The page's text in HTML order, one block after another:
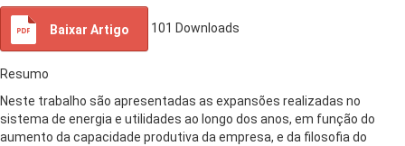
Baixar Artigo 101 Downloads
Resumo
Neste trabalho são apresentadas as expansões realizadas no
sistema de energia e utilidades ao longo dos anos, em função do
aumento da capacidade produtiva da empresa, e da filosofia do